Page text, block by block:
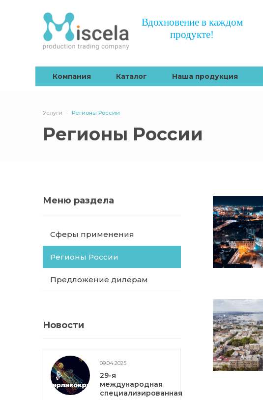
Компания Каталог Наша продукция
Вдохновение в каждом
продукте!
Услуги Регионы России
Регионы России
Меню раздела
Сферы применения
Регионы России
Предложение дилерам
Новости
09.04.2025
29-я
международная
специализированная